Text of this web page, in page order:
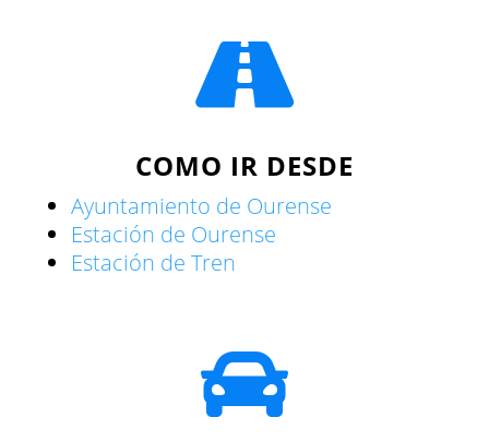

COMO IR DESDE
Ayuntamiento de Ourense
Estación de Ourense
Estación de Tren
